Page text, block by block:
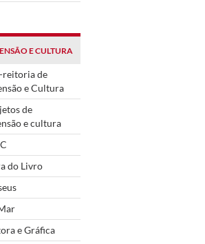
E CULTURA
reitoria de
e Cultura
de
e cultura
do Livro
e Gráfica